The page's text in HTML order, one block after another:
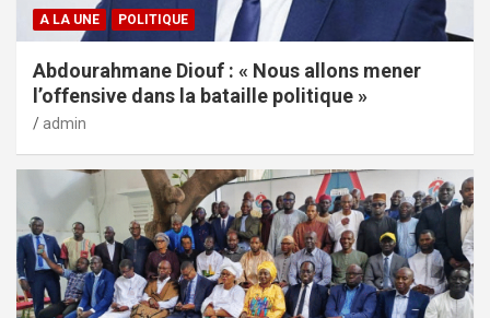
A LA UNE POLITIQUE
Abdourahmane Diouf : « Nous allons mener
l’offensive dans la bataille politique »
admin